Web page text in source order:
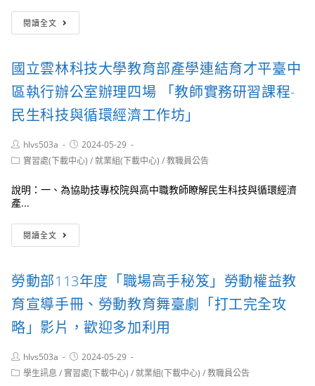
人
訓
練
班
(第
三
「太
陽
電
技
練
(第
五
期)」
「智
慧
「113
科
技
in
Life-
生
探
索」
動，
附
閱讀全文
育
學
連
結
育
才
臺
中
執
室
理
五
場
「教
師
實
務
研
習
國立雲林科技大學教育部產學連結育才平臺中
區執行辦公室辦理四場 「教師實務研習課程-
民生科技與循環經濟工作坊」
Post
author:
hlvs503a
Post
published:
2024-05-29
Post實習處(下載中心) /就業組(下載中心) /教職員公告
說明：一、為協助技專校院與高中職教師瞭解民生科技與循環經濟
產...
閱讀全文
立
科
技
大
學
教
部
產
勞動部113年度「職場高手秘笈」勞動權益教
育宣導手冊、勞動教育舞臺劇「打工完全攻
略」影片，歡迎多加利用
Post
author:
hlvs503a
Post
published:
2024-05-29
Post學生訊息 / 實習處(下載中心) /就業組(下載中心) /教職員公告